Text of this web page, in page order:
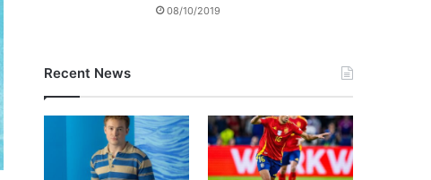
08/10/2019
Recent News